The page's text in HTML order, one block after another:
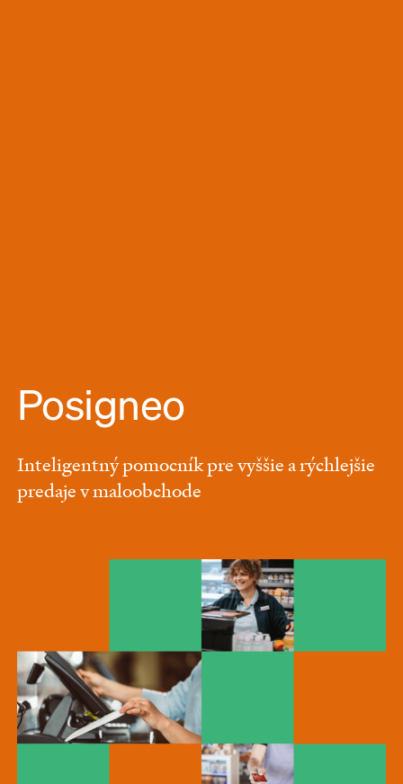
Posigneo
Inteligentný pomocník pre vyššie a rýchlejšie
predaje v maloobchode